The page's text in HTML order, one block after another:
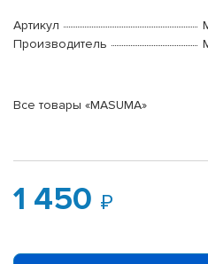
Артикул
Производитель
Все товары «MASUMA»
1 450